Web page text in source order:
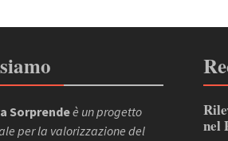
Sorprendeè un progetto
per la valorizzazione del
nel